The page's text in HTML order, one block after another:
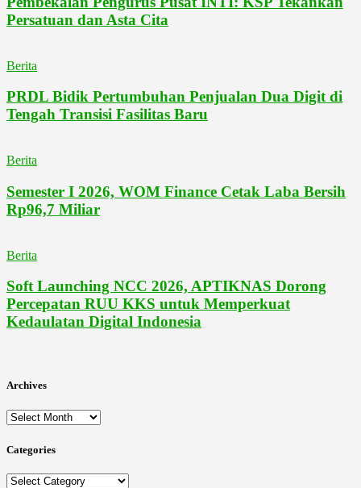
Persatuan dan Asta Cita
Berita
PRDL Bidik Pertumbuhan Penjualan Dua Digit di
Tengah Transisi Fasilitas Baru
Berita
Semester I 2026, WOM Finance Cetak Laba Bersih
Rp96,7 Miliar
Berita
Soft Launching NCC 2026, APTIKNAS Dorong
Percepatan RUU KKS untuk Memperkuat
Kedaulatan Digital Indonesia
Archives
Archives
Categories
Categories